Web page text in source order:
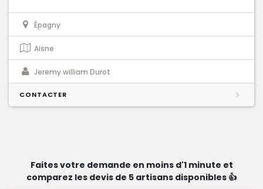
Épagny
Aisne
Jeremy william Durot
CONTACTER
Faites votre demande en moins d'1 minute et
comparez les devis de 5 artisans disponibles 👍